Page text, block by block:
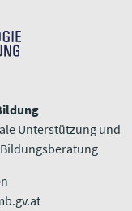
Unterstützung und